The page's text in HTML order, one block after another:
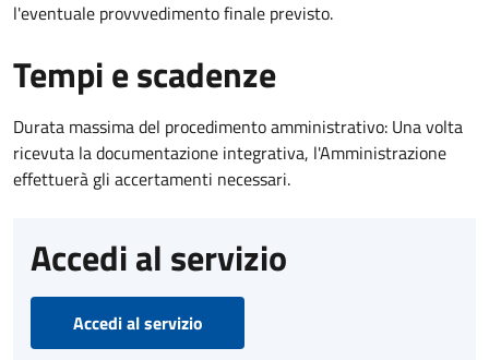
l'eventuale provvvedimento finale previsto.
Tempi e scadenze
Durata massima del procedimento amministrativo: Una volta
ricevuta la documentazione integrativa, l'Amministrazione
effettuerà gli accertamenti necessari.
Accedi al servizio
Accedi al servizio